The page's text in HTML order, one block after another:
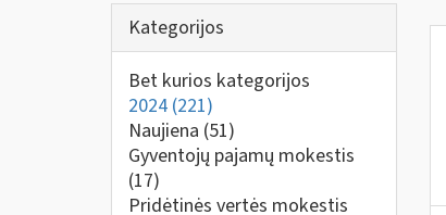
Kategorijos
Bet kurios kategorijos
2024 (221)
Naujiena (51)
Gyventojų pajamų mokestis
(17)
Pridėtinės vertės mokestis